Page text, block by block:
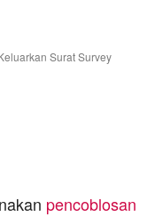
pencoblosan